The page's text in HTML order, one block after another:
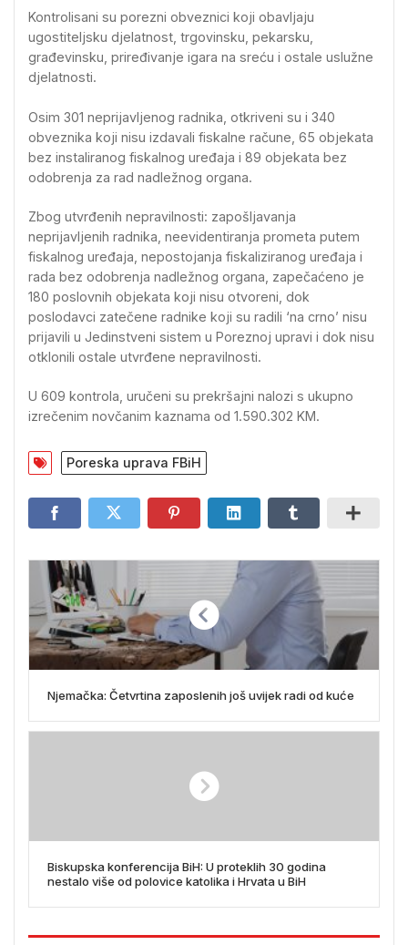
Kontrolisani su porezni obveznici koji obavljaju
ugostiteljsku djelatnost, trgovinsku, pekarsku,
građevinsku, priređivanje igara na sreću i ostale uslužne
djelatnosti.
Osim 301 neprijavljenog radnika, otkriveni su i 340
obveznika koji nisu izdavali fiskalne račune, 65 objekata
bez instaliranog fiskalnog uređaja i 89 objekata bez
odobrenja za rad nadležnog organa.
Zbog utvrđenih nepravilnosti: zapošljavanja
neprijavljenih radnika, neevidentiranja prometa putem
fiskalnog uređaja, nepostojanja fiskaliziranog uređaja i
rada bez odobrenja nadležnog organa, zapečaćeno je
180 poslovnih objekata koji nisu otvoreni, dok
poslodavci zatečene radnike koji su radili ‘na crno’ nisu
prijavili u Jedinstveni sistem u Poreznoj upravi i dok nisu
otklonili ostale utvrđene nepravilnosti.
U 609 kontrola, uručeni su prekršajni nalozi s ukupno
izrečenim novčanim kaznama od 1.590.302 KM.
Poreska uprava FBiH
Njemačka: Četvrtina zaposlenih još uvijek radi od kuće
Biskupska konferencija BiH: U proteklih 30 godina
nestalo više od polovice katolika i Hrvata u BiH